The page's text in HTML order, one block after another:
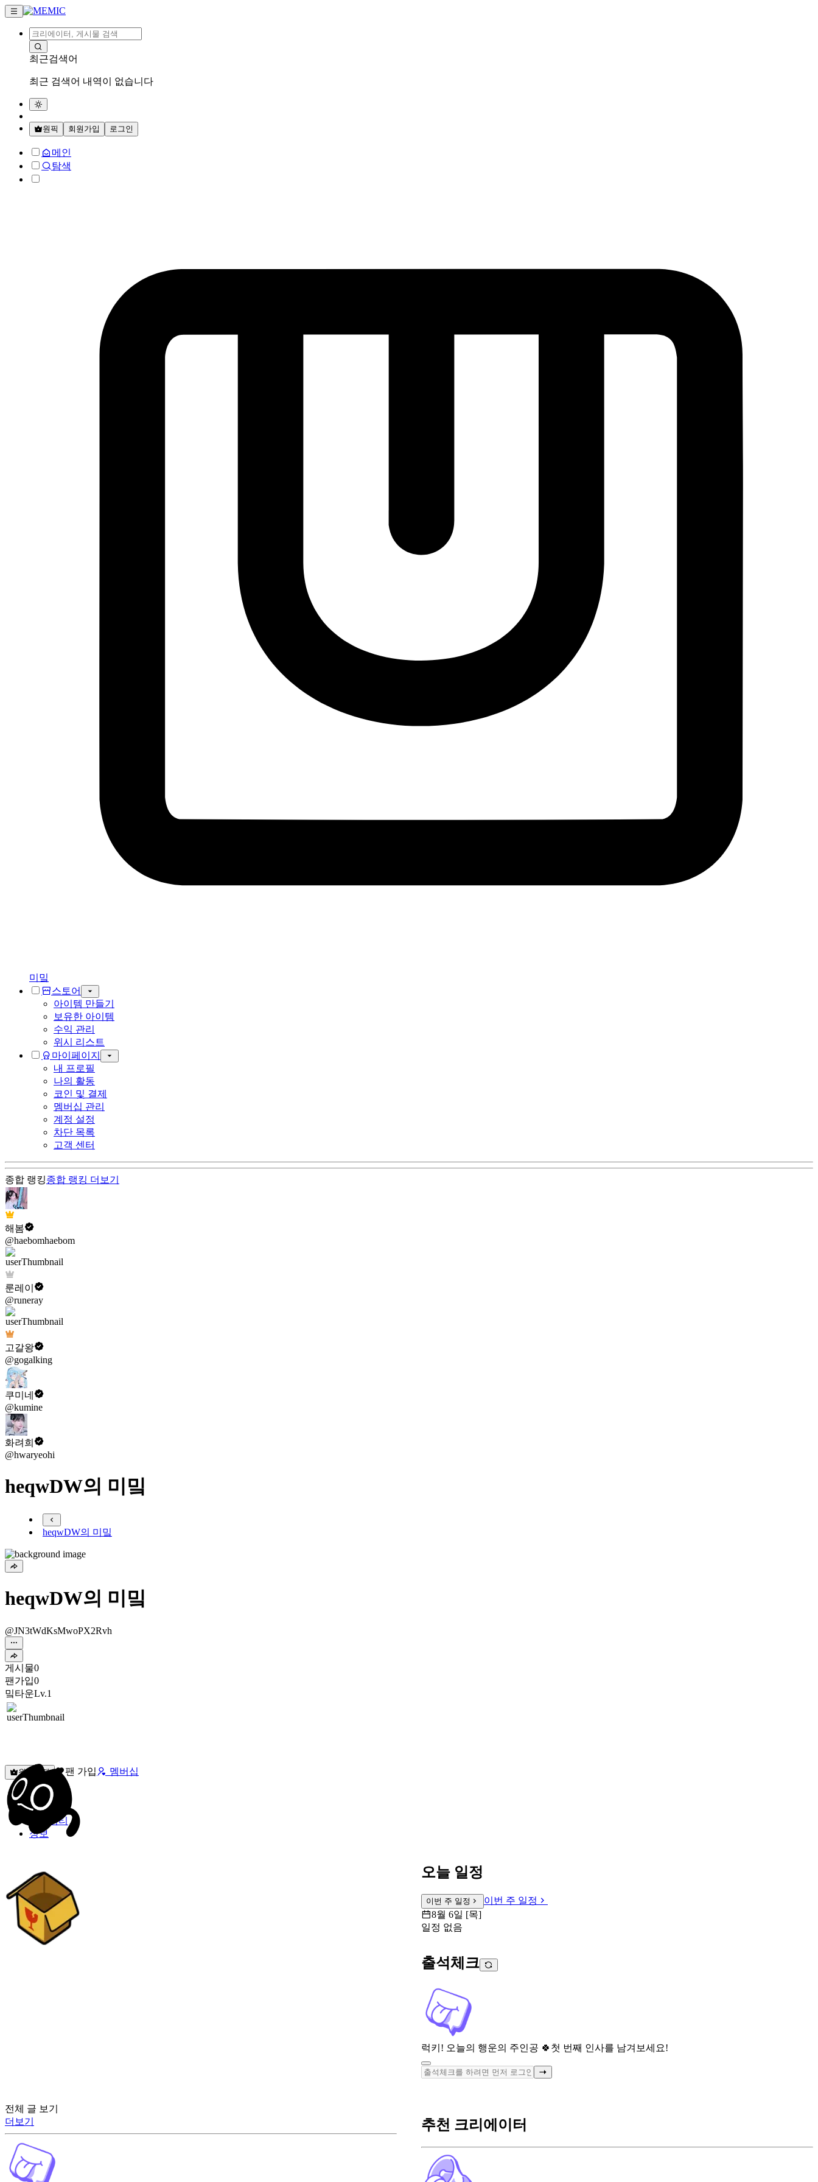
최근검색어
최근 검색어 내역이 없습니다
원픽 회원가입 로그인
메인
탐색
미밐
스토어
아이템 만들기
보유한 아이템
수익 관리
위시 리스트
마이페이지
내 프로필
나의 활동
코인 및 결제
멤버십 관리
계정 설정
차단 목록
고객 센터
종합 랭킹종합 랭킹 더보기
해봄
@haebomhaebom
룬레이
@runeray
고갈왕
@gogalking
쿠미네
@kumine
화려희
@hwaryeohi
heqwDW의 미밐
heqwDW의 미밐
heqwDW의 미밐
@JN3tWdKsMwoPX2Rvh
게시물0
팬가입0
밐타운Lv.1
원픽선택 팬 가입 멤버십
밐타운
피드
커뮤니티
정보
오늘 일정
이번 주 일정
이번 주 일정
8월 6일 [목]
일정 없음
출석체크
럭키! 오늘의 행운의 주인공 🍀 첫 번째 인사를 남겨보세요!
전체 글 보기
더보기
추천 크리에이터